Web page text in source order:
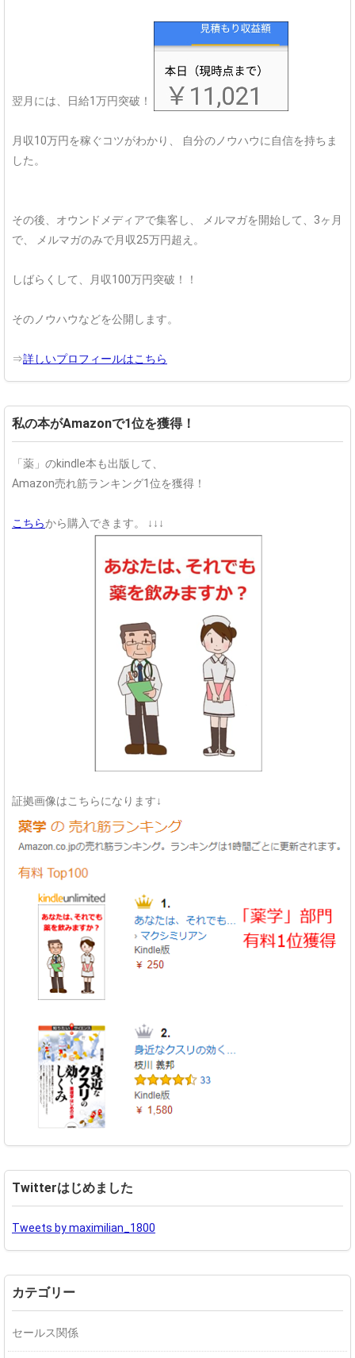
翌月には、日給1万円突破！
月収10万円を稼ぐコツがわかり、
自分のノウハウに自信を持ちま
した。
その後、オウンドメディアで集客し、
メルマガを開始して、3ヶ月
で、
メルマガのみで月収25万円超え。
しばらくして、月収100万円突破！！
そのノウハウなどを公開します。
⇒詳しいプロフィールはこちら
私の本がAmazonで1位を獲得！
「薬」のkindle本も出版して、
Amazon売れ筋ランキング1位を獲得！
こちらから購入できます。 ↓↓↓
証拠画像はこちらになります↓
Twitterはじめました
Tweets by maximilian_1800
カテゴリー
セールス関係